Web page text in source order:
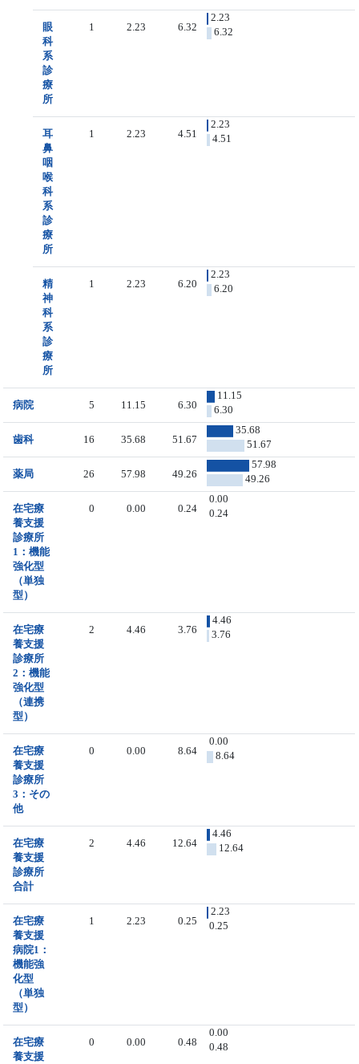
眼
科
系
診
療
所
1 2.23 6.32
2.23
6.32
耳
鼻
咽
喉
科
系
診
療
所
1 2.23 4.51
2.23
4.51
精
神
科
系
診
療
所
1 2.23 6.20
2.23
6.20
病院 5 11.15 6.30
11.15
6.30
歯科 16 35.68 51.67
35.68
51.67
薬局 26 57.98 49.26
57.98
49.26
在宅療
養支援
診療所
1：機能
強化型
（単独
型）
0 0.00 0.24
0.00
0.24
在宅療
養支援
診療所
2：機能
強化型
（連携
型）
2 4.46 3.76
4.46
3.76
在宅療
養支援
診療所
3：その
他
0 0.00 8.64
0.00
8.64
在宅療
養支援
診療所
合計
2 4.46 12.64
4.46
12.64
在宅療
養支援
病院1：
機能強
化型
（単独
型）
1 2.23 0.25
2.23
0.25
在宅療
養支援
0 0.00 0.48
0.00
0.48